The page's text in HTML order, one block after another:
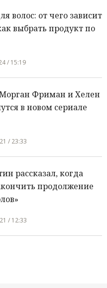
волос: от чего зависит
выбрать продукт по
/ 15:19
Фриман и Хелен
в новом сериале
/ 23:33
рассказал, когда
продолжение
/ 12:33